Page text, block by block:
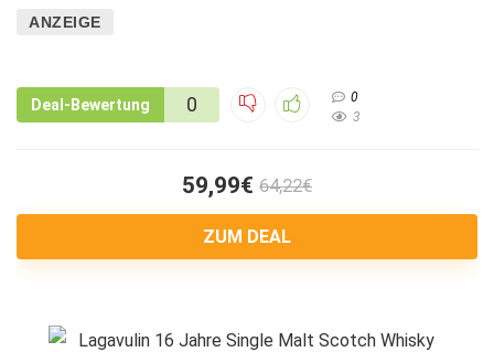
ANZEIGE
Deal-Bewertung 0
0
3
59,99€ 64,22€
ZUM DEAL